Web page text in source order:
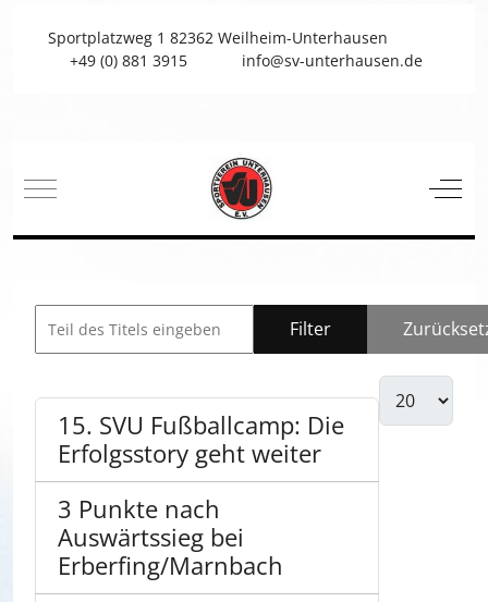
Sportplatzweg 1 82362 Weilheim-Unterhausen
+49 (0) 881 3915
info@sv-unterhausen.de
Mobile Menu Toggle Off-
Filter
15. SVU Fußballcamp: Die
Erfolgsstory geht weiter
3 Punkte nach
Auswärtssieg bei
Erberfing/Marnbach